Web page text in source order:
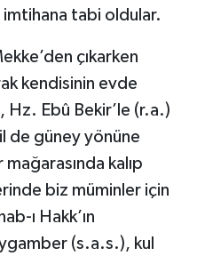
imtihana tabi oldular.
çıkarken
kendisinin evde
Ebû Bekir’le (r.a.)
de güney yönüne
kalıp
biz müminler için
ı Hakk’ın
(s.a.s.), kul